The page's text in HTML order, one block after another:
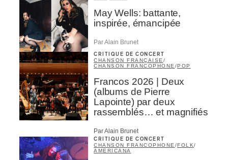
May Wells: battante,
inspirée, émancipée
Par Alain Brunet
CRITIQUE DE CONCERT
CHANSON FRANÇAISE/
CHANSON FRANCOPHONE/POP
Francos 2026 | Deux
(albums de Pierre
Lapointe) par deux
rassemblés… et magnifiés
Par Alain Brunet
CRITIQUE DE CONCERT
CHANSON FRANCOPHONE /FOLK/
AMERICANA